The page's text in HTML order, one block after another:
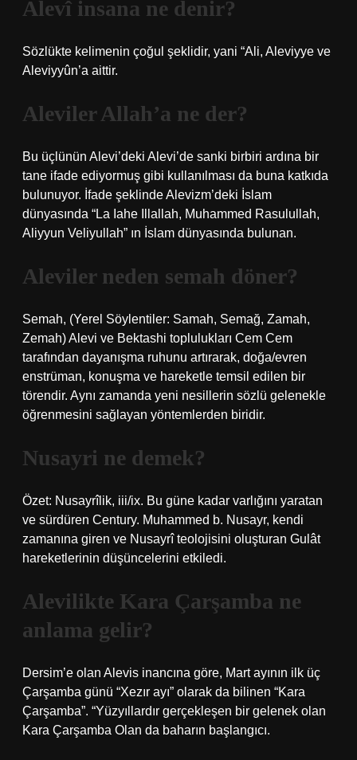
Alevî insana ne denir?
Sözlükte kelimenin çoğul şeklidir, yani “Ali, Aleviyye ve
Aleviyyûn’a aittir.
Aleviler Allah’a ne der?
Bu üçlünün Alevi’deki Alevi’de sanki birbiri ardına bir
tane ifade ediyormuş gibi kullanılması da buna katkıda
bulunuyor. İfade şeklinde Alevizm’deki İslam
dünyasında “La Iahe Illallah, Muhammed Rasulullah,
Aliyyun Veliyullah” ın İslam dünyasında bulunan.
Aleviler neden semah döner?
Semah, (Yerel Söylentiler: Samah, Semağ, Zamah,
Zemah) Alevi ve Bektashi toplulukları Cem Cem
tarafından dayanışma ruhunu artırarak, doğa/evren
enstrüman, konuşma ve hareketle temsil edilen bir
törendir. Aynı zamanda yeni nesillerin sözlü gelenekle
öğrenmesini sağlayan yöntemlerden biridir.
Nusayri ne demek?
Özet: Nusayrîlik, iii/ix. Bu güne kadar varlığını yaratan
ve sürdüren Century. Muhammed b. Nusayr, kendi
zamanına giren ve Nusayrî teolojisini oluşturan Gulât
hareketlerinin düşüncelerini etkiledi.
Alevilikte Kara Çarşamba ne
anlama gelir?
Dersim’e olan Alevis inancına göre, Mart ayının ilk üç
Çarşamba günü “Xezır ayı” olarak da bilinen “Kara
Çarşamba”. “Yüzyıllardır gerçekleşen bir gelenek olan
Kara Çarşamba Olan da baharın başlangıcı.